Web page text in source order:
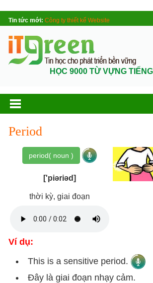
Tin tức mới: Công ty thiết kế Website
HỌC 9000 TỪ VỰNG
Period
period( noun )
['piəriəd]
thời kỳ, giai đoạn
Ví dụ:
This is a sensitive period.
Đây là giai đoạn nhạy cảm.